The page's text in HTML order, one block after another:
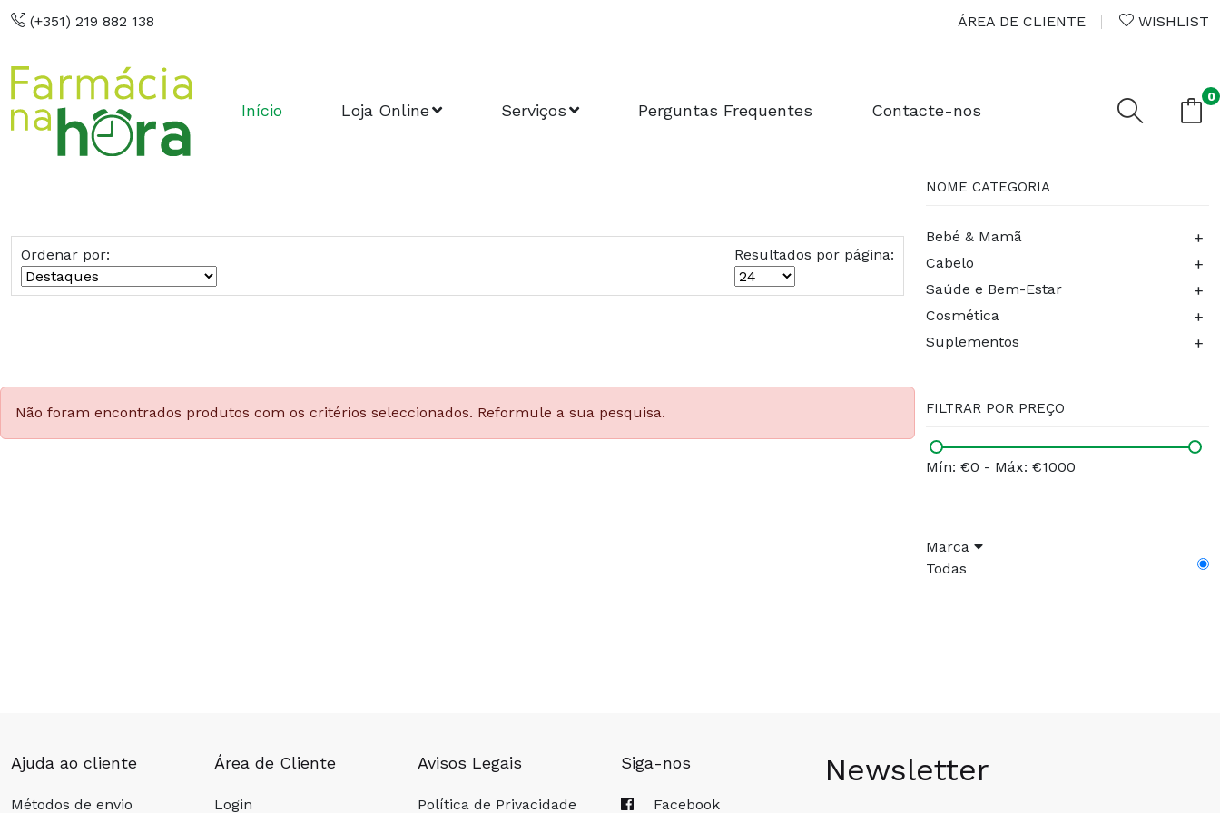
(+351) 219 882 138 ÁREA DE CLIENTE WISHLIST
Início Loja Online Serviços Perguntas Frequentes Contacte-nos
0
Ordenar por: Resultados por página:
Não foram encontrados produtos com os critérios seleccionados. Reformule a sua pesquisa.
NOME CATEGORIA
Bebé & Mamã +
Cabelo +
Saúde e Bem-Estar +
Cosmética +
Suplementos +
FILTRAR POR PREÇO
Mín: €0 - Máx: €1000
Marca
Todas
Ajuda ao cliente
Métodos de envio
Área de Cliente
Login
Avisos Legais
Política de Privacidade
Siga-nos
Facebook
Newsletter